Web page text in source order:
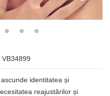
VB34899
identitatea și
reajustărilor și